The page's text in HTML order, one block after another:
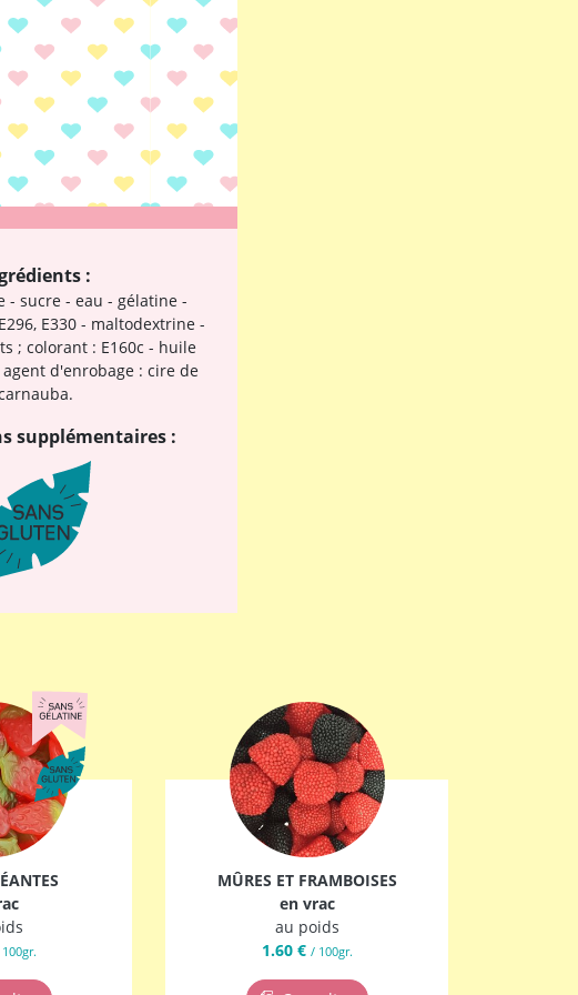
:
- sucre - eau - gélatine -
E330 - maltodextrine -
; colorant : E160c - huile
agent d'enrobage : cire de
supplémentaires :
MÛRES ET FRAMBOISES
en vrac
au poids
1.60 € / 100gr.